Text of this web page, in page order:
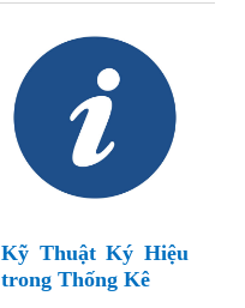
Kỹ Thuật Ký Hiệu
trong Thống Kê